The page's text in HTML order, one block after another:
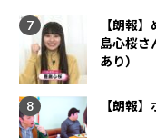
【朗報
島心桜さ
あり）
【朗報